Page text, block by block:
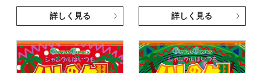
詳しく見る 詳しく見る